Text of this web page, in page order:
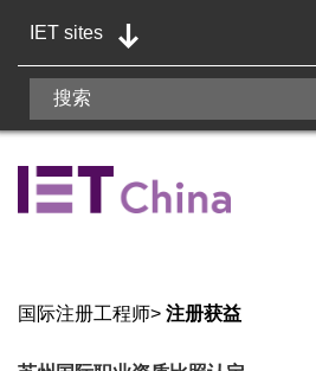
IET sites
国际注册工程师> 注册获益